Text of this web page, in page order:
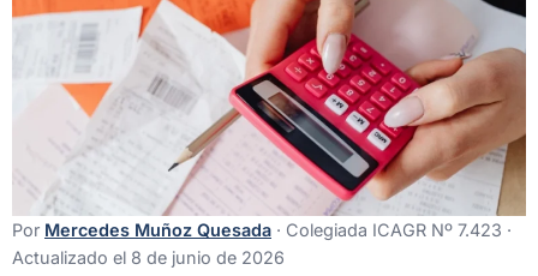
Por Mercedes Muñoz Quesada · Colegiada ICAGR Nº 7.423 ·
Actualizado el 8 de junio de 2026